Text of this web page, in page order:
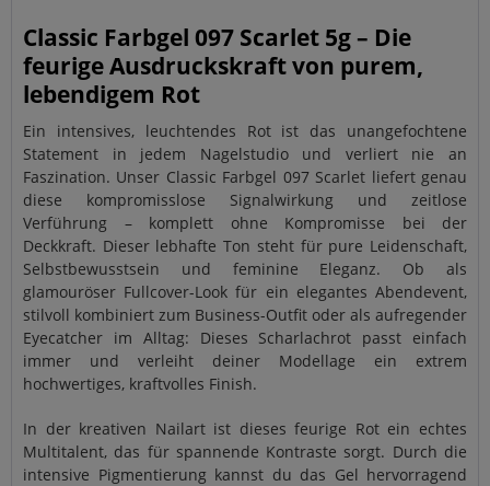
Classic Farbgel 097 Scarlet 5g – Die
feurige Ausdruckskraft von purem,
lebendigem Rot
Ein intensives, leuchtendes Rot ist das unangefochtene
Statement in jedem Nagelstudio und verliert nie an
Faszination. Unser Classic Farbgel 097 Scarlet liefert genau
diese kompromisslose Signalwirkung und zeitlose
Verführung – komplett ohne Kompromisse bei der
Deckkraft. Dieser lebhafte Ton steht für pure Leidenschaft,
Selbstbewusstsein und feminine Eleganz. Ob als
glamouröser Fullcover-Look für ein elegantes Abendevent,
stilvoll kombiniert zum Business-Outfit oder als aufregender
Eyecatcher im Alltag: Dieses Scharlachrot passt einfach
immer und verleiht deiner Modellage ein extrem
hochwertiges, kraftvolles Finish.
In der kreativen Nailart ist dieses feurige Rot ein echtes
Multitalent, das für spannende Kontraste sorgt. Durch die
intensive Pigmentierung kannst du das Gel hervorragend